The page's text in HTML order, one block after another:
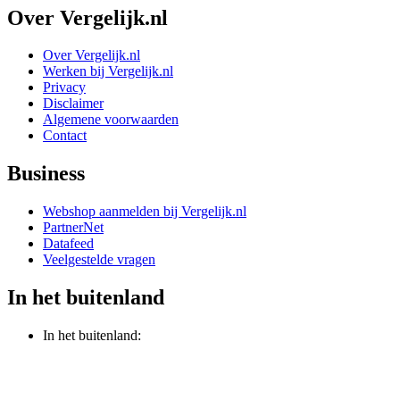
Over Vergelijk.nl
Over Vergelijk.nl
Werken bij Vergelijk.nl
Privacy
Disclaimer
Algemene voorwaarden
Contact
Business
Webshop aanmelden bij Vergelijk.nl
PartnerNet
Datafeed
Veelgestelde vragen
In het buitenland
In het buitenland: